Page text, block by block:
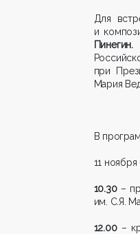
Для
и
Пинегин.
при
Мария
В
11 ноября
10.30–
им. С.Я.
12.00–